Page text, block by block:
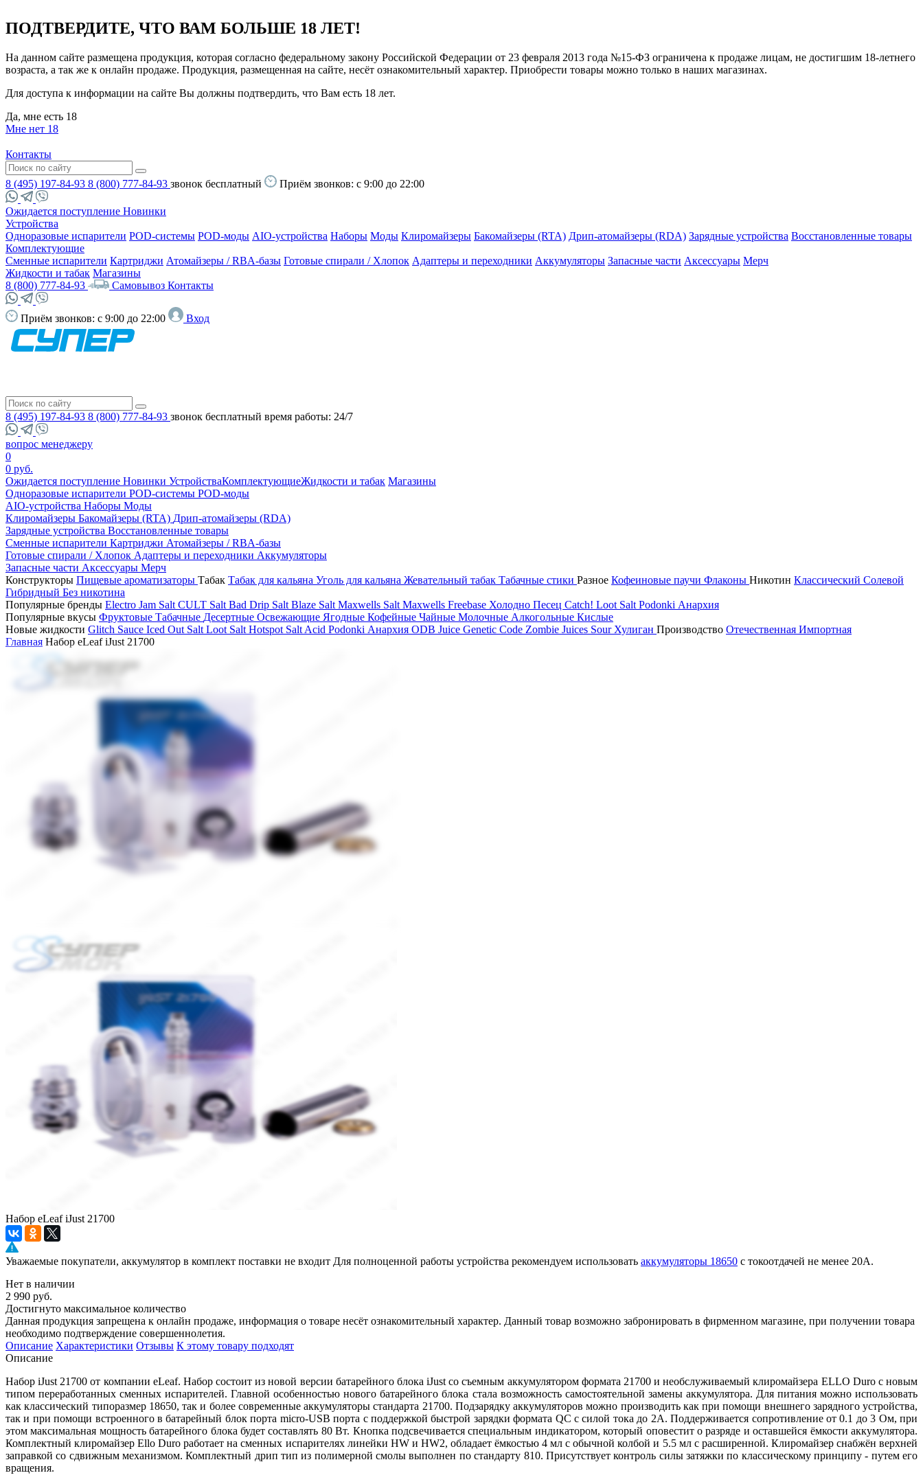
ПОДТВЕРДИТЕ, ЧТО ВАМ БОЛЬШЕ 18 ЛЕТ!
На данном сайте размещена продукция, которая согласно федеральному закону Российской Федерации от 23 февраля 2013 года №15-ФЗ ограничена к продаже лицам, не достигшим 18-летнего
возраста, а так же к онлайн продаже. Продукция, размещенная на сайте, несёт ознакомительный характер. Приобрести товары можно только в наших магазинах.
Для доступа к информации на сайте Вы должны подтвердить, что Вам есть 18 лет.
Да, мне есть 18
Мне нет 18
Контакты
8 (495) 197-84-93 8 (800) 777-84-93 звонок бесплатный Приём звонков: с 9:00 до 22:00
Ожидается поступление Новинки
Устройства
Одноразовые испарители POD-системы POD-моды AIO-устройства Наборы Моды Клиромайзеры Бакомайзеры (RTA) Дрип-атомайзеры (RDA) Зарядные устройства Восстановленные товары
Комплектующие
Сменные испарители Картриджи Атомайзеры / RBA-базы Готовые спирали / Хлопок Адаптеры и переходники Аккумуляторы Запасные части Аксессуары Мерч
Жидкости и табак Магазины
8 (800) 777-84-93
Самовывоз Контакты
Приём звонков: с 9:00 до 22:00 Вход
8 (495) 197-84-93 8 (800) 777-84-93 звонок бесплатный время работы: 24/7
вопрос менеджеру
0
0 руб.
Ожидается поступление Новинки УстройстваКомплектующиеЖидкости и табак Магазины
Одноразовые испарители POD-системы POD-моды
AIO-устройства Наборы Моды
Клиромайзеры Бакомайзеры (RTA) Дрип-атомайзеры (RDA)
Зарядные устройства Восстановленные товары
Сменные испарители Картриджи Атомайзеры / RBA-базы
Готовые спирали / Хлопок Адаптеры и переходники Аккумуляторы
Запасные части Аксессуары Мерч
Конструкторы Пищевые ароматизаторы Табак Табак для кальяна Уголь для кальяна Жевательный табак Табачные стики Разное Кофеиновые паучи Флаконы Никотин Классический Солевой
Гибридный Без никотина
Популярные бренды Electro Jam Salt CULT Salt Bad Drip Salt Blaze Salt Maxwells Salt Maxwells Freebase Холодно Песец Catch! Loot Salt Podonki Анархия
Популярные вкусы Фруктовые Табачные Десертные Освежающие Ягодные Кофейные Чайные Молочные Алкогольные Кислые
Новые жидкости Glitch Sauce Iced Out Salt Loot Salt Hotspot Salt Acid Podonki Анархия ODB Juice Genetic Code Zombie Juices Sour Хулиган Производство Отечественная Импортная
Главная Набор eLeaf iJust 21700
Набор eLeaf iJust 21700
Уважаемые покупатели, аккумулятор в комплект поставки не входит Для полноценной работы устройства рекомендуем использовать аккумуляторы 18650 с токоотдачей не менее 20A.
Нет в наличии
2 990 руб.
Достигнуто максимальное количество
Данная продукция запрещена к онлайн продаже, информация о товаре несёт ознакомительный характер. Данный товар возможно забронировать в фирменном магазине, при получении товара
необходимо подтверждение совершеннолетия.
Описание Характеристики Отзывы К этому товару подходят
Описание
Набор iJust 21700 от компании eLeaf. Набор состоит из новой версии батарейного блока iJust со съемным аккумулятором формата 21700 и необслуживаемый клиромайзера ELLO Duro с новым
типом переработанных сменных испарителей. Главной особенностью нового батарейного блока стала возможность самостоятельной замены аккумулятора. Для питания можно использовать
как классический типоразмер 18650, так и более современные аккумуляторы стандарта 21700. Подзарядку аккумуляторов можно производить как при помощи внешнего зарядного устройства,
так и при помощи встроенного в батарейный блок порта micro-USB порта с поддержкой быстрой зарядки формата QC с силой тока до 2А. Поддерживается сопротивление от 0.1 до 3 Ом, при
этом максимальная мощность батарейного блока будет составлять 80 Вт. Кнопка подсвечивается специальным индикатором, который оповестит о разряде и оставшейся ёмкости аккумулятора.
Комплектный клиромайзер Ello Duro работает на сменных испарителях линейки HW и HW2, обладает ёмкостью 4 мл с обычной колбой и 5.5 мл с расширенной. Клиромайзер снабжён верхней
заправкой со сдвижным механизмом. Комплектный дрип тип из полимерной смолы выполнен по стандарту 810. Присутствует контроль силы затяжки по классическому принципу - путем его
вращения.